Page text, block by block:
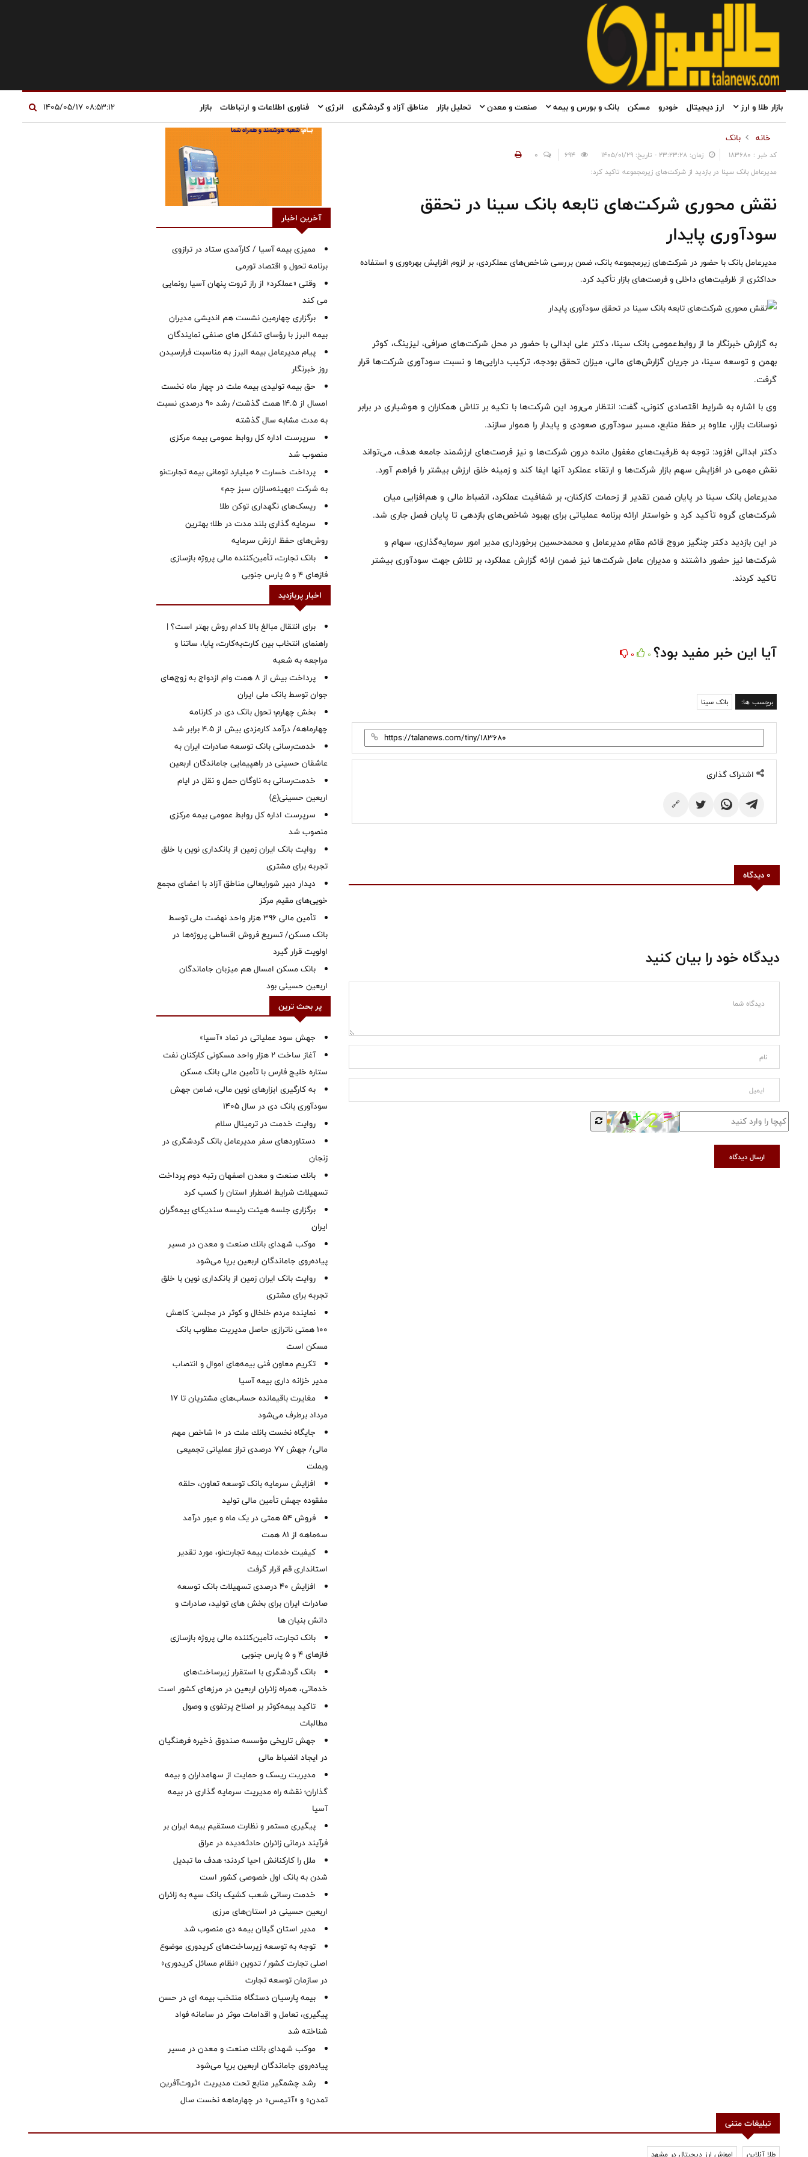
بازار طلا و ارز ارز دیجیتال خودرو مسکن بانک و بورس و بیمه صنعت و معدن تحلیل بازار مناطق آزاد و گردشگری انرژی فناوری اطلاعات و ارتباطات بازار
خانه بانک
کد خبر : 183680 زمان: ۲۳:۲۳:۲۸ - تاریخ: ۱۴۰۵/۰۱/۲۹
0
مدیرعامل بانک سینا در بازدید از شرکت‌های زیرمجموعه تاکید کرد:
نقش محوری شرکت‌های تابعه بانک سینا در تحقق
سودآوری پایدار
مدیرعامل بانک با حضور در شرکت‌های زیرمجموعه بانک، ضمن بررسی شاخص‌های عملکردی، بر لزوم افزایش بهره‌وری و استفاده
حداکثری از ظرفیت‌های داخلی و فرصت‌های بازار تأکید کرد.
به گزارش خبرنگار ما از روابط‌عمومی بانک سینا، دکتر علی ابدالی با حضور در محل شرکت‌های صرافی، لیزینگ، کوثر
بهمن و توسعه سینا، در جریان گزارش‌های مالی، میزان تحقق بودجه، ترکیب دارایی‌ها و نسبت سودآوری شرکت‌ها قرار
گرفت.
وی با اشاره به شرایط اقتصادی کنونی، گفت: انتظار می‌رود این شرکت‌ها با تکیه بر تلاش همکاران و هوشیاری در برابر
نوسانات بازار، علاوه بر حفظ منابع، مسیر سودآوری صعودی و پایدار را هموار سازند.
دکتر ابدالی افزود: توجه به ظرفیت‌های مغفول مانده درون شرکت‌ها و نیز فرصت‌های ارزشمند جامعه هدف، می‌تواند
نقش مهمی در افزایش سهم بازار شرکت‌ها و ارتقاء عملکرد آنها ایفا کند و زمینه خلق ارزش بیشتر را فراهم آورد.
مدیرعامل بانک سینا در پایان ضمن تقدیر از زحمات کارکنان، بر شفافیت عملکرد، انضباط مالی و هم‌افزایی میان
شرکت‌های گروه تأکید کرد و خواستار ارائه برنامه عملیاتی برای بهبود شاخص‌های بازدهی تا پایان فصل جاری شد.
در این بازدید دکتر چنگیز مروج قائم مقام مدیرعامل و محمدحسین برخورداری مدیر امور سرمایه‌گذاری، سهام و
شرکت‌ها نیز حضور داشتند و مدیران عامل شرکت‌ها نیز ضمن ارائه گزارش عملکرد، بر تلاش جهت سودآوری بیشتر
تاکید کردند.
آیا این خبر مفید بود؟ 0
0
برچسب ها: بانک سینا
اشتراک گذاری
🔗
0 دیدگاه
دیدگاه خود را بیان کنید
ارسال دیدگاه
آخرین اخبار
ممیزی بیمه آسیا / کارآمدی ستاد در ترازوی
برنامه تحول و اقتصاد تورمی
وقتی «عملکرد» از راز ثروت پنهان آسیا رونمایی
می کند
برگزاری چهارمین نشست هم اندیشی مدیران
بیمه البرز با رؤسای تشکل های صنفی نمایندگان
پیام مدیرعامل بیمه البرز به مناسبت فرارسیدن
روز خبرنگار
حق بیمه تولیدی بیمه ملت در چهار ماه نخست
امسال از 14.5 همت گذشت/ رشد 90 درصدی نسبت
به مدت مشابه سال گذشته
سرپرست اداره كل روابط عمومی بیمه مركزی
منصوب شد
پرداخت خسارت ۶ میلیارد تومانی بیمه تجارت‌نو
به شرکت «بهینه‌سازان سبز جم»
ریسک‌های نگهداری توکن طلا
سرمایه گذاری بلند مدت در طلا؛ بهترین
روش‌های حفظ ارزش سرمایه
بانک تجارت، تأمین‌کننده مالی پروژه بازسازی
فازهای ۴ و ۵ پارس جنوبی
اخبار پربازدید
برای انتقال مبالغ بالا کدام روش بهتر است؟ |
راهنمای انتخاب بین کارت‌به‌کارت، پایا، ساتنا و
مراجعه به شعبه
پرداخت بیش از ۸ همت وام ازدواج به زوج‌های
جوان توسط بانک ملی ایران
بخش چهارم؛ تحول بانک دی در کارنامه
چهارماهه/ درآمد کارمزدی بیش از ۴.۵ برابر شد
خدمت‌رسانی بانک توسعه صادرات ایران به
عاشقان حسینی در راهپیمایی جاماندگان اربعین
خدمت‌رسانی به ناوگان حمل و نقل در ایام
اربعین حسینی(ع)
سرپرست اداره کل روابط عمومی بیمه مرکزی
منصوب شد
روایت بانک ایران زمین از بانکداری نوین با خلق
تجربه برای مشتری
دیدار دبیر شورایعالی مناطق آزاد با اعضای مجمع
خویی‌های مقیم مرکز
تأمین مالی ۳۹۶ هزار واحد نهضت ملی توسط
بانک مسکن/ تسریع فروش اقساطی پروژه‌ها در
اولویت قرار گیرد
بانک مسکن امسال هم میزبان جاماندگان
اربعین حسینی بود
پر بحث ترین
جهش سود عملیاتی در نماد «آسیا»
آغاز ساخت ۲ هزار واحد مسکونی کارکنان نفت
ستاره خلیج فارس با تأمین مالی بانک مسکن
به کارگیری ابزارهای نوین مالی، ضامن جهش
سودآوری بانک دی در سال 1405
روایت خدمت در ترمینال سلام
دستاوردهای سفر مدیرعامل بانک گردشگری در
زنجان
بانك صنعت و معدن اصفهان رتبه دوم پرداخت
تسهیلات شرایط اضطرار استان را كسب كرد
برگزاری جلسه هیئت رئیسه سندیکای بیمه‌گران
ایران
موكب شهدای بانك صنعت و معدن در مسیر
پیاده‌روی جاماندگان اربعین برپا می‌شود
روایت بانک ایران زمین از بانکداری نوین با خلق
تجربه برای مشتری
نماینده مردم خلخال و کوثر در مجلس: کاهش
۱۰۰ همتی ناترازی حاصل مدیریت مطلوب بانک
مسکن است
تکریم معاون فنی بیمه‌های اموال و انتصاب
مدیر خزانه داری بیمه آسیا
مغایرت‌ باقیمانده حساب‌های مشتریان تا ۱۷
مرداد برطرف می‌شود
جایگاه نخست بانك ملت در 10 شاخص مهم
مالی/ جهش 77 درصدی تراز عملیاتی تجمیعی
وبملت
افزایش سرمایه بانک توسعه تعاون، حلقه
مفقوده جهش تأمین مالی تولید
فروش 54 همتی در یک ماه و عبور درآمد
سه‌ماهه از 81 همت
کیفیت خدمات بیمه تجارت‌نو، مورد تقدیر
استانداری قم قرار گرفت
افزایش 40 درصدی تسهیلات بانک توسعه
صادرات ایران برای بخش های تولید، صادرات و
دانش بنیان ها
بانک تجارت، تأمین‌کننده مالی پروژه بازسازی
فازهای ۴ و ۵ پارس جنوبی
بانک گردشگری با استقرار زیرساخت‌های
خدماتی، همراه زائران اربعین در مرزهای کشور است
تاکید بیمه‌کوثر بر اصلاح پرتفوی و وصول
مطالبات ‌
جهش تاریخی مؤسسه صندوق ذخیره فرهنگیان
در ایجاد انضباط مالی
مدیریت ریسک و حمایت از سهامداران و بیمه
گذاران؛ نقشه راه مدیریت سرمایه گذاری در بیمه
آسیا
پیگیری مستمر و نظارت مستقیم بیمه ایران بر
فرآیند درمانی زائران حادثه‌دیده در عراق
ملل را کارکنانش احیا کردند؛ هدف ما تبدیل
شدن به بانک اول خصوصی کشور است
خدمت رسانی شعب کشیک بانک سپه به زائران
اربعین حسینی در استان‌‌های مرزی
‌مدیر استان گیلان بیمه دی منصوب شد
توجه به توسعه زیرساخت‌های کریدوری موضوع
اصلی تجارت کشور/ تدوین «نظام مسائل کریدوری»
در سازمان توسعه تجارت
بیمه پارسیان دستگاه منتخب بیمه ای در حسن
پیگیری، تعامل و اقدامات موثر در سامانه فواد
شناخته شد
موكب شهدای بانك صنعت و معدن در مسیر
پیاده‌روی جاماندگان اربعین برپا می‌شود
رشد چشمگیر منابع تحت مدیریت «ثروت‌آفرین
تمدن» و «آتیمس» در چهارماهه نخست سال
تبلیغات متنی
طلا آنلاین اموزش ارز دیجیتال در مشهد